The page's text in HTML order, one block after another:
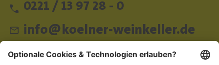
0221 / 13 97 28 - 0
info@koelner-weinkeller.de